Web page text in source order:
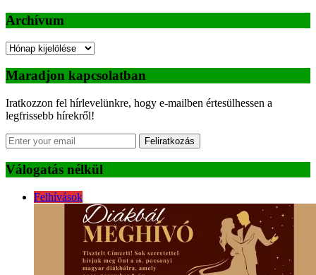
Archívum
Archívum
Maradjon kapcsolatban
Iratkozzon fel hírlevelünkre, hogy e-mailben értesülhessen a
legfrissebb hírekről!
Feliratkozás
Válogatás nélkül
Felhívások